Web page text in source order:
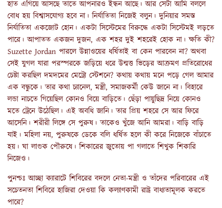
হাত এগিয়ে আসছে তাতে আপনারও ইন্ধন আছে। আর সেটা আমি বললে
বোধ হয় বিশ্বাসযোগ্য হবে না। নির্যাতিতা নিজেই বলুন। দুনিয়ার সমস্ত
নির্যাতিতা একজোট হোন। একটা সিস্টেমের বিরুদ্ধে একটা সিস্টেমই লড়তে
পারে। আপাতত একজন দুজন, এক শহর দুই শহরেই হোক না। ক্ষতি কী?
Suzette Jordan পারলে উন্নাওয়ের ধর্ষিতাই বা কেন পারবেন না? অথবা
সেই যুগল যারা পরস্পরকে জড়িয়ে ধরে উন্মত্ত ভিড়ের আক্রমণ প্রতিরোধের
চেষ্টা করছিল দমদমের মেট্রো স্টেশনে? কথায় কথায় মনে পড়ে গেল আমার
এক বন্ধুকে। তার কথা চ্যানেল, মন্ত্রী, সমাজকর্মী কেউ জানে না। বিহারে
লন্ডা নাচতে গিয়েছিল কোনও বিয়ে বাড়িতে। ছেঁড়া পায়ুছিদ্র নিয়ে কোনও
মতে ট্রেনে উঠেছিল। এই অবধি জানি। তার প্রিয় শহরে সে আর ফিরে
আসেনি। শরীরী লিঙ্গে সে পুরুষ। তাকেও খুঁজে আনি আমরা। বাড়ি বাড়ি
যাই। মহিলা নয়, পুরুষকে ডেকে বলি ধর্ষিত হলে কী করে নিজেকে বাঁচাতে
হয়। ঘা লাগুক পৌরুষে। শিকারের জুতোয় পা গলাতে শিখুক শিকারি
নিজেও।
পুনশ্চঃ আচ্ছা ক্যারাটে শিবিরের বদলে নেতা-মন্ত্রী ও তাঁদের পরিবারের এই
সচেতনতা শিবিরে হাজিরা দেওয়া কি কল্যাণকামী রাষ্ট্র বাধ্যতামূলক করতে
পারে?